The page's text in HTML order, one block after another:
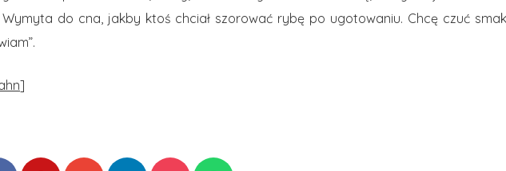
Wymyta do cna, jakby ktoś chciał szorować rybę po ugotowaniu. Chcę czuć smak
]